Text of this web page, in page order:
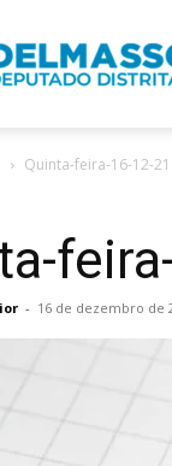
Quinta-feira-16-12-21
- 16 de dezembro de